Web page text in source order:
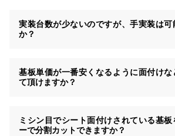
実装台数が少ないのですが、手実装は可
か？
基板単価が一番安くなるように面付けな
て頂けますか？
ミシン目でシート面付けされている基板
ーで分割カットできますか？